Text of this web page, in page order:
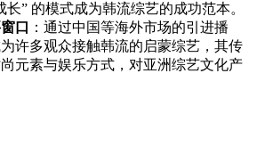
长” 的模式成为韩流综艺的成功范本。
口
：通过中国等海外市场的引进播
许多观众接触韩流的启蒙综艺，其传
元素与娱乐方式，对亚洲综艺文化产